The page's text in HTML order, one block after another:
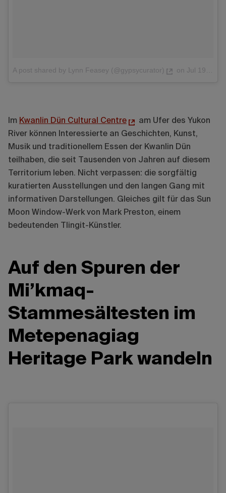
A post shared by Lynn Feasey (@gypsycurator) on Jul 19, 2017 at 10:14pm PDT
Im Kwanlin Dün Cultural Centre
am Ufer des Yukon
River können Interessierte an Geschichten, Kunst,
Musik und traditionellem Essen der Kwanlin Dün
teilhaben, die seit Tausenden von Jahren auf diesem
Territorium leben. Nicht verpassen: die sorgfältig
kuratierten Ausstellungen und den langen Gang mit
informativen Darstellungen. Gleiches gilt für das Sun
Moon Window-Werk von Mark Preston, einem
bedeutenden Tlingit-Künstler.
Auf den Spuren der
Mi’kmaq-
Stammesältesten im
Metepenagiag
Heritage Park wandeln